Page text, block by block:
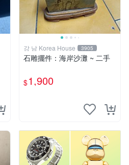
강 남 Korea House 3905
石雕擺件：海岸沙灘 ~ 二手
$1,900